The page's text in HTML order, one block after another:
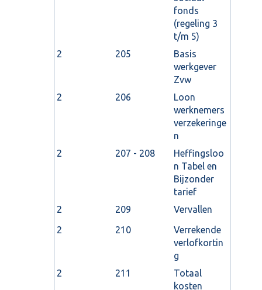
fonds
(regeling 3
t/m 5)
2
205
Basis
werkgever
Zvw
2
206
Loon
werknemers
verzekeringe
n
2
207 - 208
Heffingsloo
n Tabel en
Bijzonder
tarief
2
209
Vervallen
2
210
Verrekende
verlofkortin
g
2
211
Totaal
kosten